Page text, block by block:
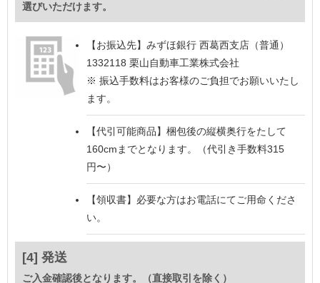
選びいただけます。
【お振込先】 みずほ銀行 西葛西支店（普通）
1332118 栗山自動車工業株式会社
※ 振込手数料はお客様のご負担でお願いいたし
ます。
【代引可能商品】 梱包後の縦横奥行をたして
160cmまでとなります。（代引き手数料315
円〜）
【領収書】 必要な方はお電話にてご用命くださ
い。
[4] 発送
ご入金確認後となります。（直接取引を除く）